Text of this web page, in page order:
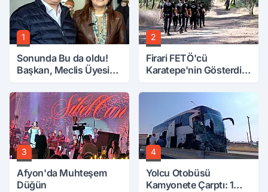
1
Sonunda Bu da oldu!
Başkan, Meclis Üyesini
Attırdı
2
Firari FETÖ'cü
Karatepe'nin Gösterdiği
Aranıyor
3
Afyon'da Muhteşem
Düğün
4
Yolcu Otobüsü
Kamyonete Çarptı: 1